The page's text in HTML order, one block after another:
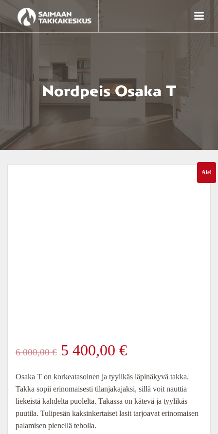
to
content
Nordpeis Osaka T
Ale!
6 000,00€ Alkuperäinen
hinta
oli:
6
5 400,00 €Nykyinen
hinta
on:
Osaka T on korkeatasoinen ja tyylikäs läpinäkyvä takka.
Takka sopii erinomaisesti tilanjakajaksi, sillä voit nauttia
liekeistä kahdelta puolelta. Takassa on kätevä ja tyylikäs
puutila. Tulipesän kaksinkertaiset lasit tarjoavat erinomaisen
palamisen pienellä teholla.